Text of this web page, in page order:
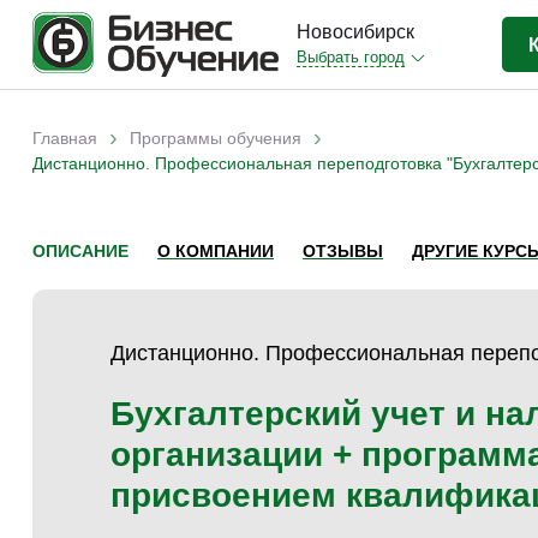
Новосибирск
Выбрать город
IT-сфера (35)
Личная эффективность (38)
Промышленное обучение (35)
Красота и здоровье (5)
Личностный рост (9)
Прочее (11)
Вы здесь
Главная › Программы обучения ›
Дистанционно. Профессиональная переподготовка
ОПИСАНИЕ О КОМПАНИИ ОТЗЫВЫ ДРУГИЕ
Дистанционно. Профессиональная
Бухгалтерский учет и
организации +
присвоением